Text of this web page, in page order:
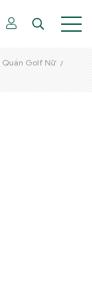
Quần Golf Nữ